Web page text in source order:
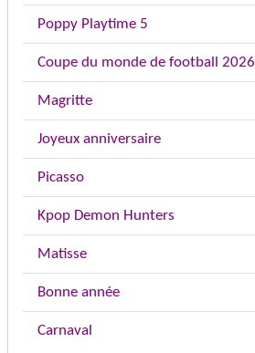
Poppy Playtime 5
Coupe du monde de football 2026
Magritte
Joyeux anniversaire
Picasso
Kpop Demon Hunters
Matisse
Bonne année
Carnaval